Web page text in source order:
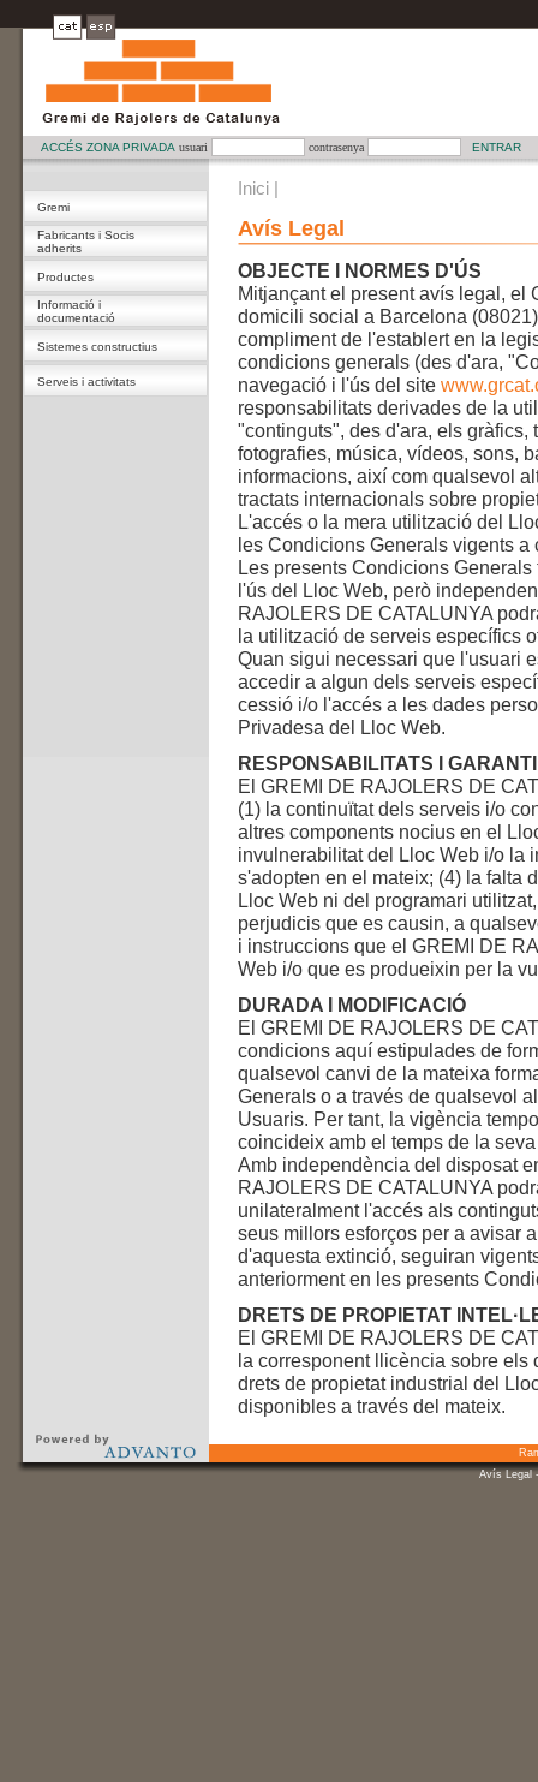
ACCÉS ZONA PRIVADA usuari contrasenya
Gremi
Fabricants i Socis
adherits
Productes
Informació i
documentació
Sistemes constructius
Serveis i activitats
Inici
Avís Legal
OBJECTE I NORMES D'ÚS
Mitjançant el present avís legal, el
domicili social a Barcelona
compliment de l'establert en la
condicions generals (des d'ara,
navegació i l'ús del site
responsabilitats derivades de la
"continguts", des d'ara, els
fotografies, música, vídeos, sons,
informacions, així com qualsevol
tractats internacionals sobre
L'accés o la mera utilització del
les Condicions Generals vigents
Les presents Condicions
l'ús del Lloc Web, però
RAJOLERS DE CATALUNYA
la utilització de serveis específics
Quan sigui necessari que l'usuari
accedir a algun dels serveis
cessió i/o l'accés a les dades
Privadesa del Lloc Web.
RESPONSABILITATS I
El GREMI DE RAJOLERS DE
(1) la continuïtat dels serveis i/o
altres components nocius en el
invulnerabilitat del Lloc Web i/o la
s'adopten en el mateix; (4) la falta
Lloc Web ni del programari
perjudicis que es causin, a
i instruccions que el GREMI DE
Web i/o que es produeixin per la
DURADA I MODIFICACIÓ
El GREMI DE RAJOLERS DE
condicions aquí estipulades de
qualsevol canvi de la mateixa
Generals o a través de qualsevol
Usuaris. Per tant, la vigència
coincideix amb el temps de la
Amb independència del disposat
RAJOLERS DE CATALUNYA
unilateralment l'accés als
seus millors esforços per a avisar
d'aquesta extinció, seguiran
anteriorment en les presents
DRETS DE PROPIETAT
El GREMI DE RAJOLERS DE
la corresponent llicència sobre els
drets de propietat industrial del
disponibles a través del mateix.
Avís Legal